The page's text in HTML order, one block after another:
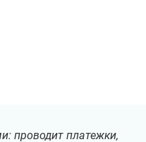
проводит платежки,